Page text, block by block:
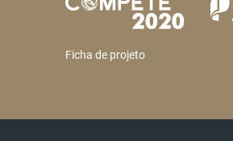
Ficha de projeto